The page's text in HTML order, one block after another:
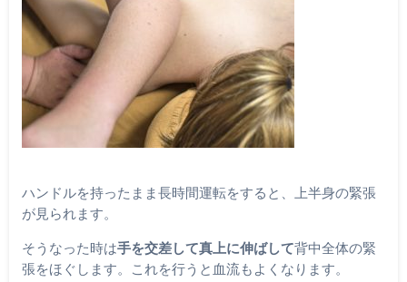
ハンドルを持ったまま長時間運転をすると、上半身の緊張
が見られます。
そうなった時は手を交差して真上に伸ばして背中全体の緊
張をほぐします。これを行うと血流もよくなります。